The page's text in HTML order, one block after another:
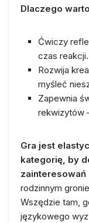
Dlaczego
Ćwiczy
czas reakcji.
Rozwija
myśleć
Zapewnia
rekwizytów
Gra jest
kategorię, by
zainteresowań
rodzinnym
Wszędzie tam,
językowego